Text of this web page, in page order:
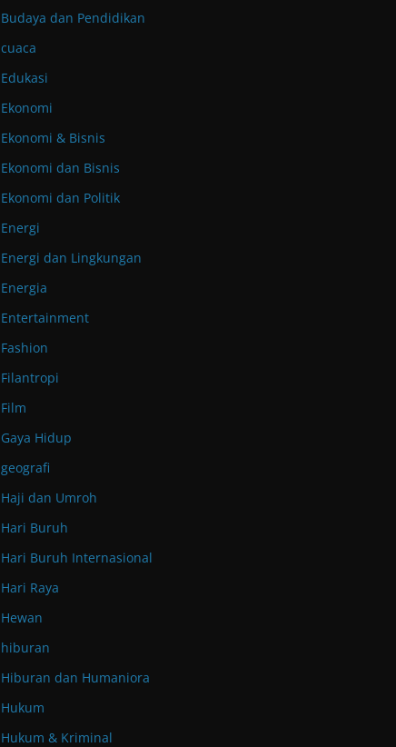
Budaya dan Pendidikan
cuaca
Edukasi
Ekonomi
Ekonomi & Bisnis
Ekonomi dan Bisnis
Ekonomi dan Politik
Energi
Energi dan Lingkungan
Energia
Entertainment
Fashion
Filantropi
Film
Gaya Hidup
geografi
Haji dan Umroh
Hari Buruh
Hari Buruh Internasional
Hari Raya
Hewan
hiburan
Hiburan dan Humaniora
Hukum
Hukum & Kriminal